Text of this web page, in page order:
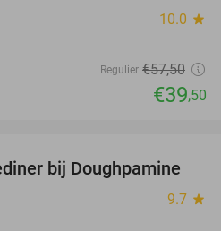
10.0 star
Regulier €57,50
€39,50
27%
bij Doughpamine
9.7 star